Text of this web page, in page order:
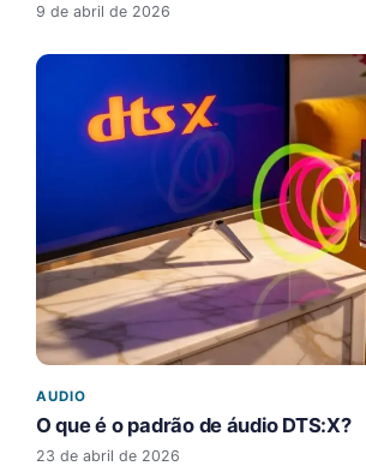
9 de abril de 2026
AUDIO
O que é o padrão de áudio DTS:X?
23 de abril de 2026